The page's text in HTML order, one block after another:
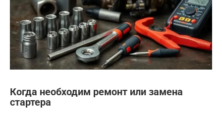
Когда необходим ремонт или замена
стартера